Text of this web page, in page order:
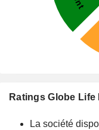
Ratings Globe
La société